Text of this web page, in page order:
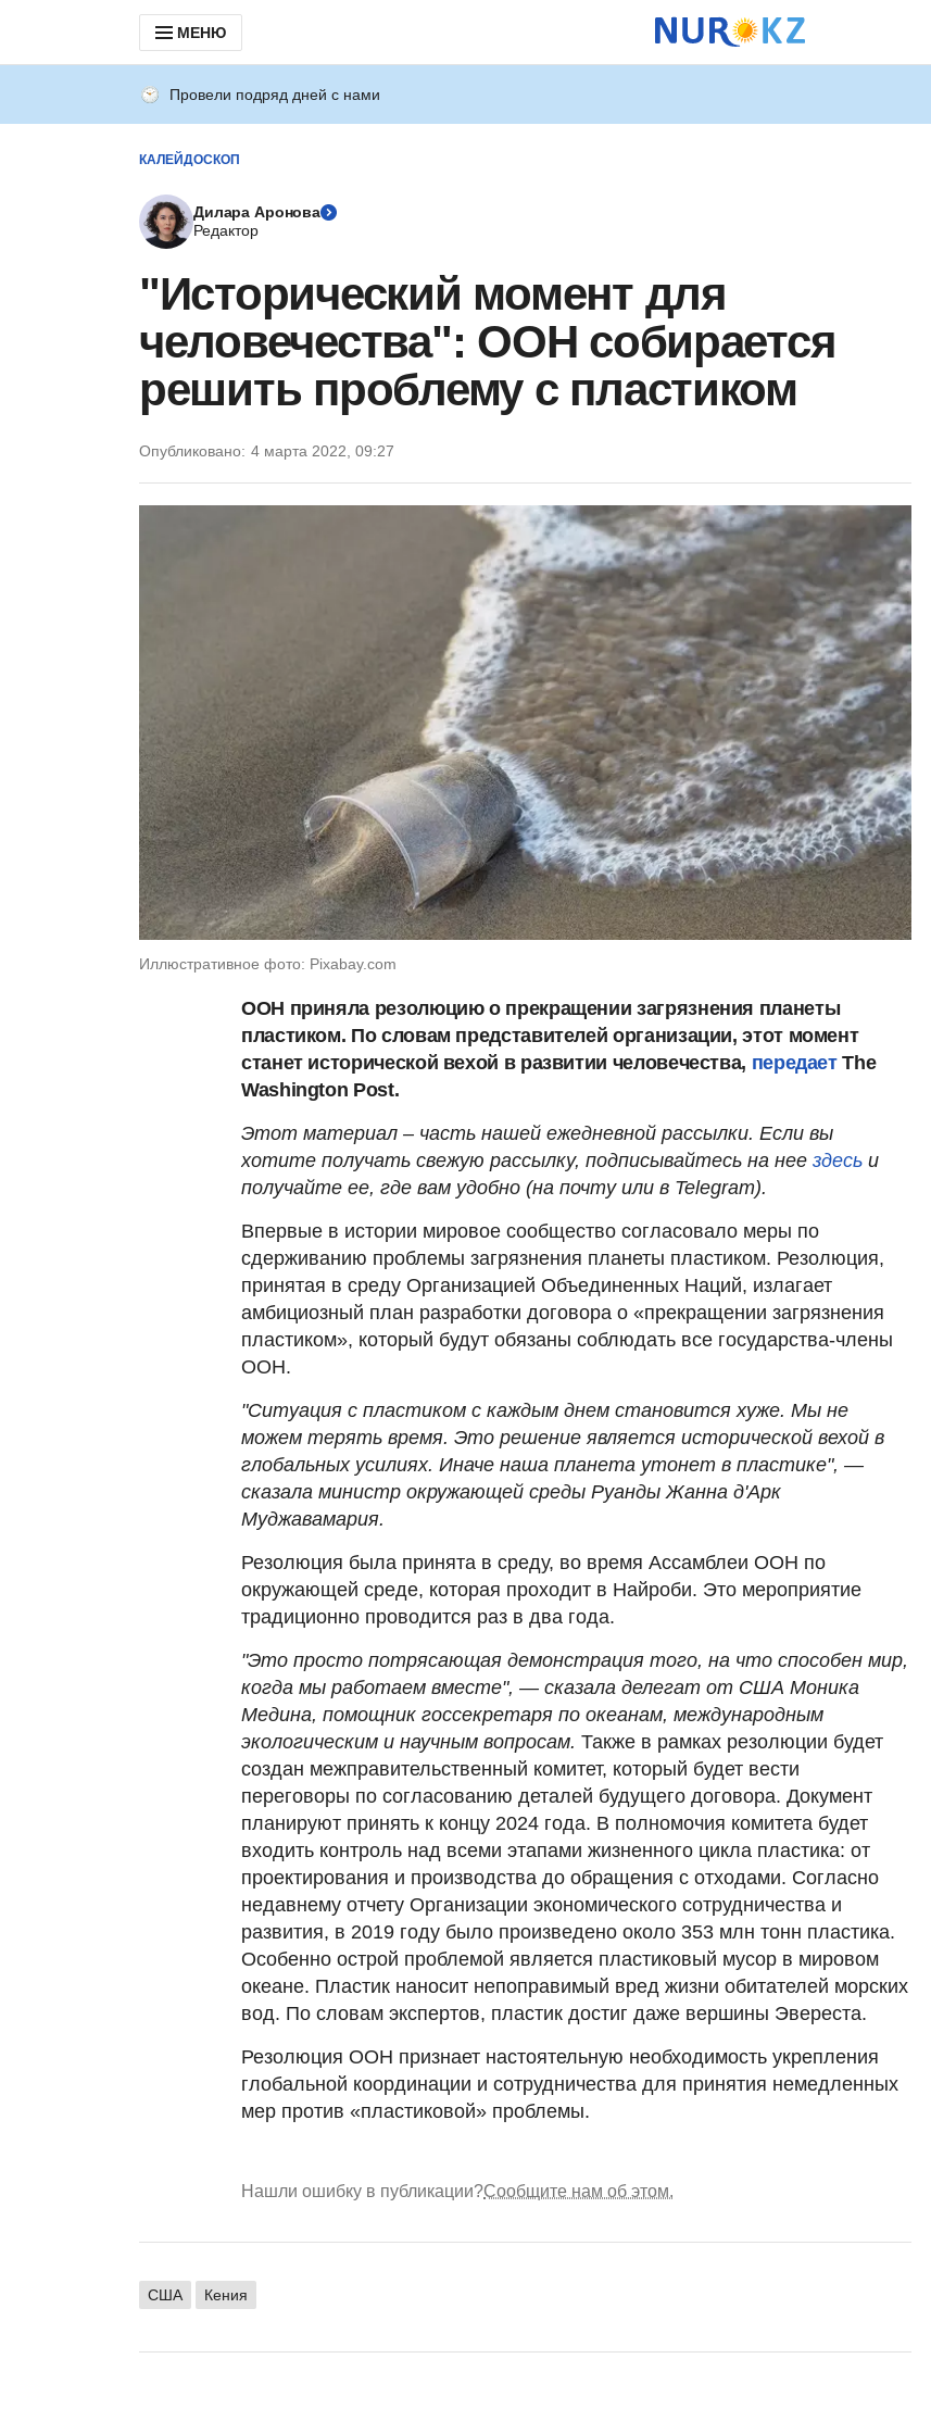
МЕНЮ
Провели подряд дней с нами
КАЛЕЙДОСКОП
Дилара Аронова
Редактор
"Исторический момент для
человечества": ООН собирается
решить проблему с пластиком
Опубликовано: 4 марта 2022, 09:27
Иллюстративное фото: Pixabay.com
ООН приняла резолюцию о прекращении загрязнения планеты
пластиком. По словам представителей организации, этот момент
станет исторической вехой в развитии человечества, передаетThe
Washington Post.
Этот материал – часть нашей ежедневной рассылки. Если вы
хотите получать свежую рассылку, подписывайтесь на нее здесь и
получайте ее, где вам удобно (на почту или в Telegram).
Впервые в истории мировое сообщество согласовало меры по
сдерживанию проблемы загрязнения планеты пластиком. Резолюция,
принятая в среду Организацией Объединенных Наций, излагает
амбициозный план разработки договора о «прекращении загрязнения
пластиком», который будут обязаны соблюдать все государства-члены
ООН.
"Ситуация с пластиком с каждым днем становится хуже. Мы не
можем терять время. Это решение является исторической вехой в
глобальных усилиях. Иначе наша планета утонет в пластике", —
сказала министр окружающей среды Руанды Жанна д'Арк
Муджавамария.
Резолюция была принята в среду, во время Ассамблеи ООН по
окружающей среде, которая проходит в Найроби. Это мероприятие
традиционно проводится раз в два года.
"Это просто потрясающая демонстрация того, на что способен мир,
когда мы работаем вместе", — сказала делегат от США Моника
Медина, помощник госсекретаря по океанам, международным
экологическим и научным вопросам. Также в рамках резолюции будет
создан межправительственный комитет, который будет вести
переговоры по согласованию деталей будущего договора. Документ
планируют принять к концу 2024 года. В полномочия комитета будет
входить контроль над всеми этапами жизненного цикла пластика: от
проектирования и производства до обращения с отходами. Согласно
недавнему отчету Организации экономического сотрудничества и
развития, в 2019 году было произведено около 353 млн тонн пластика.
Особенно острой проблемой является пластиковый мусор в мировом
океане. Пластик наносит непоправимый вред жизни обитателей морских
вод. По словам экспертов, пластик достиг даже вершины Эвереста.
Резолюция ООН признает настоятельную необходимость укрепления
глобальной координации и сотрудничества для принятия немедленных
мер против «пластиковой» проблемы.
Нашли ошибку в публикации?Сообщите нам об этом.
США Кения